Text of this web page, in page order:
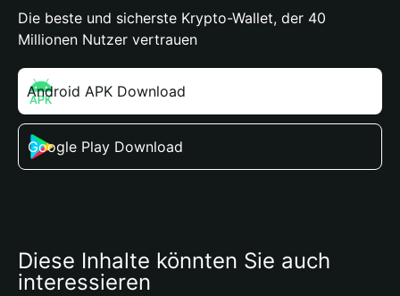
Die beste und sicherste Krypto-Wallet, der 40
Millionen Nutzer vertrauen
Android APK Download
Google Play Download
Diese Inhalte könnten Sie auch
interessieren